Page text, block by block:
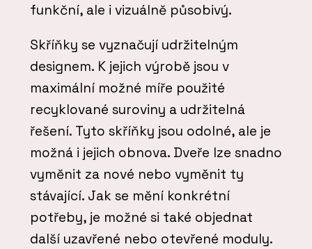
funkční, ale i vizuálně působivý.
Skříňky se vyznačují udržitelným
designem. K jejich výrobě jsou v
maximální možné míře použité
recyklované suroviny a udržitelná
řešení. Tyto skříňky jsou odolné, ale je
možná i jejich obnova. Dveře lze snadno
vyměnit za nové nebo vyměnit ty
stávající. Jak se mění konkrétní
potřeby, je možné si také objednat
další uzavřené nebo otevřené moduly.